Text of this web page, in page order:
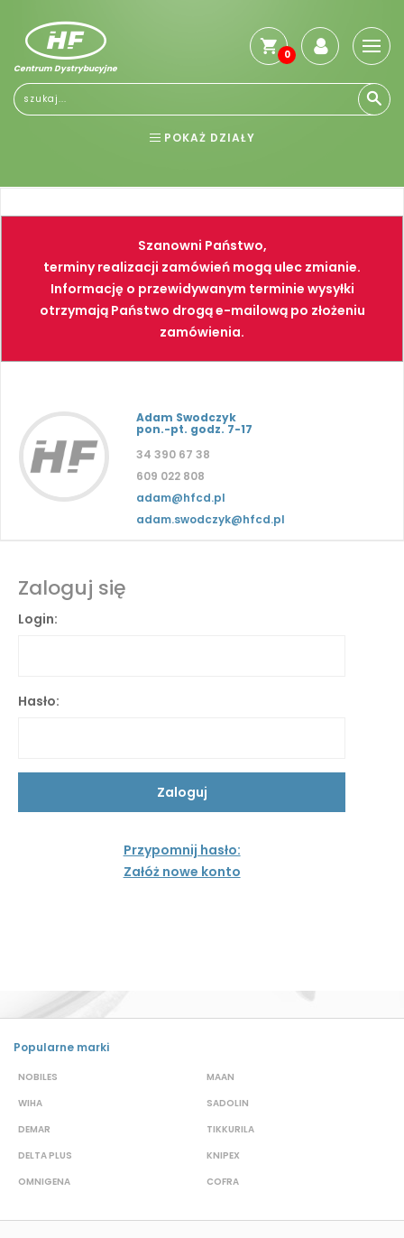
Centrum Dystrybucyjne
0
POKAŻ DZIAŁY
NARZĘDZIA SPAWALNICTWO
FARBY PNEUMATYKA
Szanowni Państwo,
terminy realizacji zamówień mogą ulec zmianie.
Informację o przewidywanym terminie wysyłki
otrzymają Państwo drogą e-mailową po złożeniu
zamówienia.
Adam Swodczyk
pon.-pt. godz. 7-17
34 390 67 38
609 022 808
adam@hfcd.pl
adam.swodczyk@hfcd.pl
Zaloguj się
Login:
Hasło:
Przypomnij hasło:
Załóż nowe konto
Popularne marki
NOBILES
WIHA
DEMAR
DELTA PLUS
OMNIGENA
MAAN
SADOLIN
TIKKURILA
KNIPEX
COFRA